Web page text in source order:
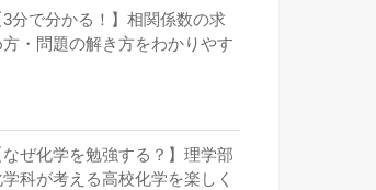
3分で分かる！】相関係数の求
方・問題の解き方をわかりやす
なぜ化学を勉強する？】理学部
学科が考える高校化学を楽しく